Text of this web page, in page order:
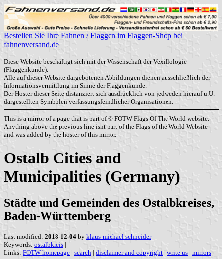
Bestellen Sie Ihre Fahnen / Flaggen im Flaggen-Shop bei
fahnenversand.de
Diese Website beschäftigt sich mit der Wissenschaft der Vexillologie
(Flaggenkunde).
Alle auf dieser Website dargebotenen Abbildungen dienen ausschließlich der
Informationsvermittlung im Sinne der Flaggenkunde.
Der Hoster dieser Seite distanziert sich ausdrücklich von jedweden hierauf u.U.
dargestellten Symbolen verfassungsfeindlicher Organisationen.
This is a mirror of a page that is part of © FOTW Flags Of The World website.
Anything above the previous line isnt part of the Flags of the World Website
and was added by the hoster of this mirror.
Ostalb Cities and
Municipalities (Germany)
Städte und Gemeinden des Ostalbkreises,
Baden-Württemberg
Last modified: 2018-12-04 by klaus-michael schneider
Keywords: ostalbkreis |
Links: FOTW homepage | search | disclaimer and copyright | write us | mirrors